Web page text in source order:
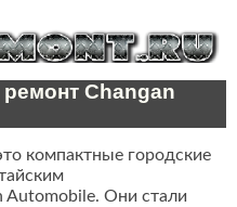
Changan
компактные городские
Automobile. Они стали